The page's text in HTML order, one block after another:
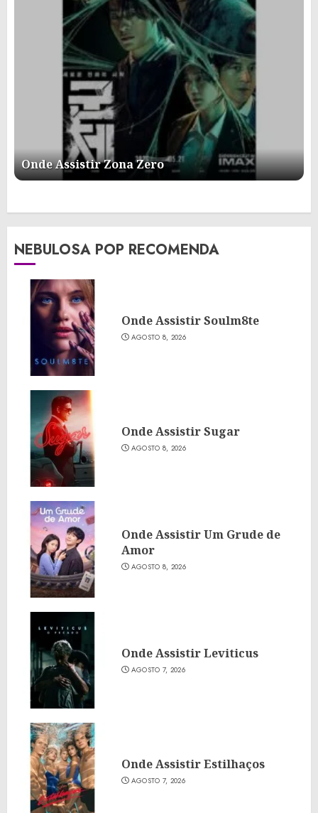
Onde Assistir Zona Zero
NEBULOSA POP RECOMENDA
Onde Assistir Soulm8te
AGOSTO 8, 2026
Onde Assistir Sugar
AGOSTO 8, 2026
Onde Assistir Um Grude de
Amor
AGOSTO 8, 2026
Onde Assistir Leviticus
AGOSTO 7, 2026
Onde Assistir Estilhaços
AGOSTO 7, 2026